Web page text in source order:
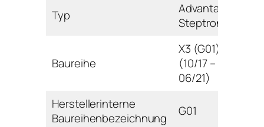
Typ
Advantage
Steptronic
Baureihe
X3 (G01)
(10/17 –
06/21)
Herstellerinterne
Baureihenbezeichnung
G01